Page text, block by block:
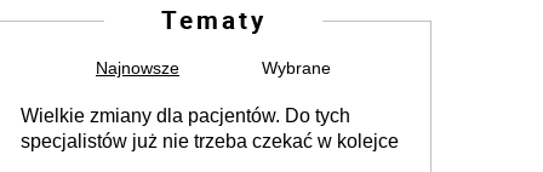
Tematy
Najnowsze Wybrane
Wielkie zmiany dla pacjentów. Do tych
specjalistów już nie trzeba czekać w kolejce